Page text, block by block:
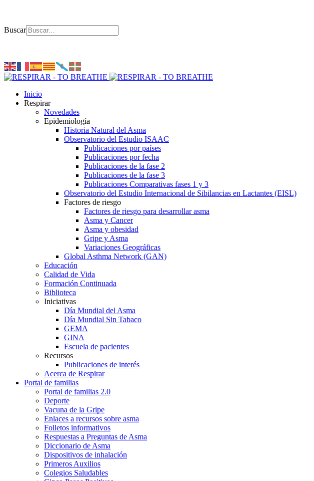
Buscar
Inicio
Respirar
Novedades
Epidemiología
Historia Natural del Asma
Observatorio del Estudio ISAAC
Publicaciones por países
Publicaciones por fecha
Publicaciones de la fase 2
Publicaciones de la fase 3
Publicaciones Comparativas fases 1 y 3
Observatorio del Estudio Internacional de Sibilancias en Lactantes (EISL)
Factores de riesgo
Factores de riesgo para desarrollar asma
Asma y Cancer
Asma y obesidad
Gripe y Asma
Variaciones Geográficas
Global Asthma Network (GAN)
Educación
Calidad de Vida
Formación Continuada
Biblioteca
Iniciativas
Día Mundial del Asma
Día Mundial Sin Tabaco
GEMA
GINA
Escuela de pacientes
Recursos
Publicaciones de interés
Acerca de Respirar
Portal de familias
Portal de familias 2.0
Deporte
Vacuna de la Gripe
Enlaces a recursos sobre asma
Folletos informativos
Respuestas a Preguntas de Asma
Diccionario de Asma
Dispositivos de inhalación
Primeros Auxilios
Colegios Saludables